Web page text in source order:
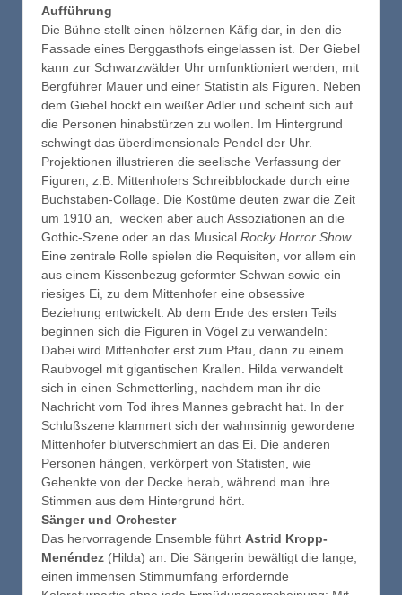
Aufführung
Die Bühne stellt einen hölzernen Käfig dar, in den die
Fassade eines Berggasthofs eingelassen ist. Der Giebel
kann zur Schwarzwälder Uhr umfunktioniert werden, mit
Bergführer Mauer und einer Statistin als Figuren. Neben
dem Giebel hockt ein weißer Adler und scheint sich auf
die Personen hinabstürzen zu wollen. Im Hintergrund
schwingt das überdimensionale Pendel der Uhr.
Projektionen illustrieren die seelische Verfassung der
Figuren, z.B. Mittenhofers Schreibblockade durch eine
Buchstaben-Collage. Die Kostüme deuten zwar die Zeit
um 1910 an, wecken aber auch Assoziationen an die
Gothic-Szene oder an das Musical Rocky Horror Show.
Eine zentrale Rolle spielen die Requisiten, vor allem ein
aus einem Kissenbezug geformter Schwan sowie ein
riesiges Ei, zu dem Mittenhofer eine obsessive
Beziehung entwickelt. Ab dem Ende des ersten Teils
beginnen sich die Figuren in Vögel zu verwandeln:
Dabei wird Mittenhofer erst zum Pfau, dann zu einem
Raubvogel mit gigantischen Krallen. Hilda verwandelt
sich in einen Schmetterling, nachdem man ihr die
Nachricht vom Tod ihres Mannes gebracht hat. In der
Schlußszene klammert sich der wahnsinnig gewordene
Mittenhofer blutverschmiert an das Ei. Die anderen
Personen hängen, verkörpert von Statisten, wie
Gehenkte von der Decke herab, während man ihre
Stimmen aus dem Hintergrund hört.
Sänger und Orchester
Das hervorragende Ensemble führt Astrid Kropp-
Menéndez (Hilda) an: Die Sängerin bewältigt die lange,
einen immensen Stimmumfang erfordernde